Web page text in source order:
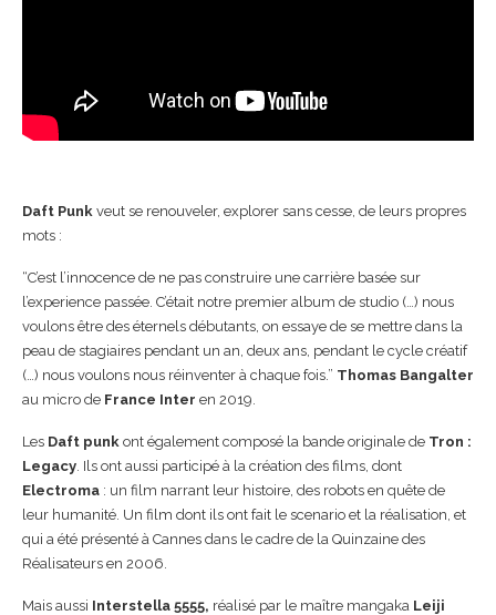
Daft Punk veut se renouveler, explorer sans cesse, de leurs propres
mots :
“C’est l’innocence de ne pas construire une carrière basée sur
l’experience passée. C’était notre premier album de studio (…) nous
voulons être des éternels débutants, on essaye de se mettre dans la
peau de stagiaires pendant un an, deux ans, pendant le cycle créatif
(…) nous voulons nous réinventer à chaque fois.” Thomas Bangalter
au micro de France Inter en 2019.
Les Daft punk ont également composé la bande originale de Tron :
Legacy . Ils ont aussi participé à la création des films, dont
Electroma : un film narrant leur histoire, des robots en quête de
leur humanité. Un film dont ils ont fait le scenario et la réalisation, et
qui a été présenté à Cannes dans le cadre de la Quinzaine des
Réalisateurs en 2006.
Mais aussi Interstella 5555, réalisé par le maître mangaka Leiji